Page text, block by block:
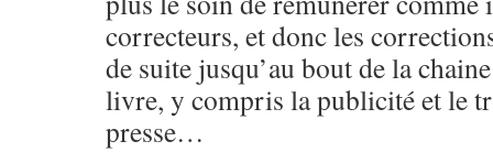
correcteurs, et donc les
de suite jusqu’au bout de la
livre, y compris la publicité et le
presse…